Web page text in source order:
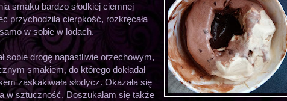
smaku bardzo słodkiej ciemnej
przychodziła cierpkość, rozkręcała
w sobie w lodach.
sobie drogę napastliwie orzechowym,
smakiem, do którego dokładał
zaskakiwała słodycz. Okazała się
w sztuczność. Doszukałam się także